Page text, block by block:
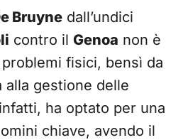
Bruyne dall’undici
contro il Genoa non è
fisici, bensì da
alla gestione delle
ha optato per una
chiave, avendo il